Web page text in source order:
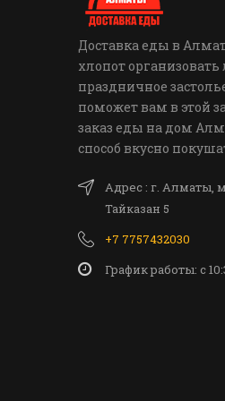
Доставка еды в
хлопот
праздничное
поможет вам в этой
заказ еды на дом
способ вкусно
Адрес : г. Алматы,
Тайказан 5
+7 7757432030
График работы: c